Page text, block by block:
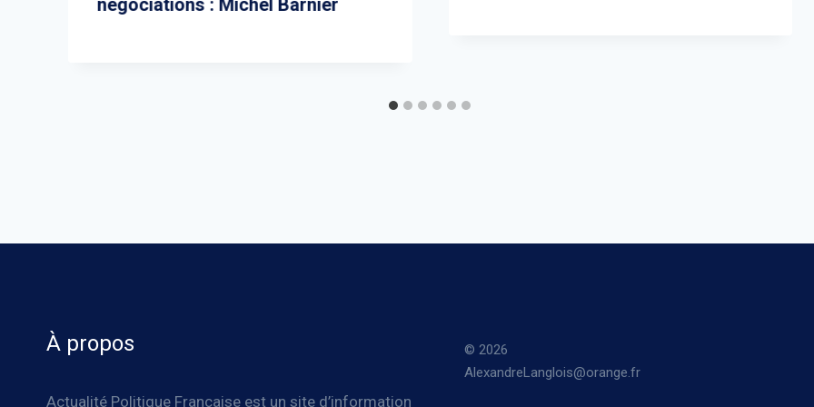
À propos
Actualité Politique Française est un site d’information
© 2026
AlexandreLanglois@orange.fr